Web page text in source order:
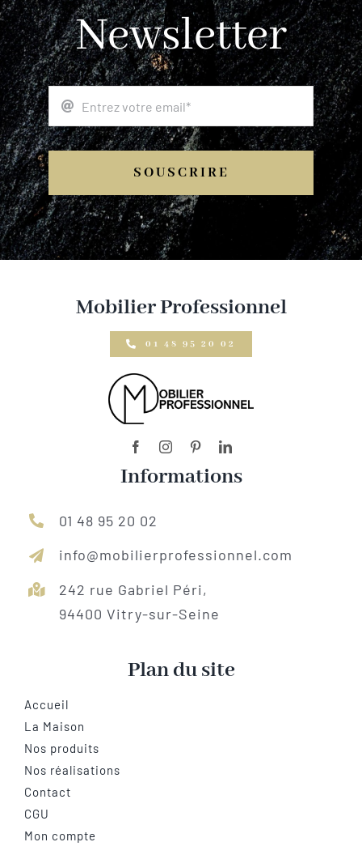
Newsletter
SOUSCRIRE
Mobilier Professionnel
01 48 95 20 02
Informations
01 48 95 20 02
info@mobilierprofessionnel.com
242 rue Gabriel Péri,
94400 Vitry-sur-Seine
Plan du site
Accueil
La Maison
Nos produits
Nos réalisations
Contact
CGU
Mon compte